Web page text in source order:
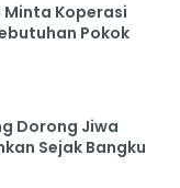
Koperasi
Pokok
Dorong Jiwa
Sejak Bangku